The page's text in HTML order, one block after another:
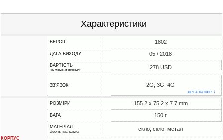
Характеристики
ВЕРСІЇ 1802
ДАТА ВИХОДУ 05 / 2018
ВАРТІСТЬ
на момент виходу 278 USD
ЗВ'ЯЗОК 2G, 3G, 4G
детальніше ↓
КОРПУС
РОЗМІРИ 155.2 x 75.2 x 7.7 mm
ВАГА 150 г
МАТЕРІАЛ
фронт, низ, рамка скло, скло, метал